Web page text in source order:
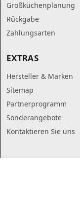
Großküchenplanung
Rückgabe
Zahlungsarten
EXTRAS
Hersteller & Marken
Sitemap
Partnerprogramm
Sonderangebote
Kontaktieren Sie uns